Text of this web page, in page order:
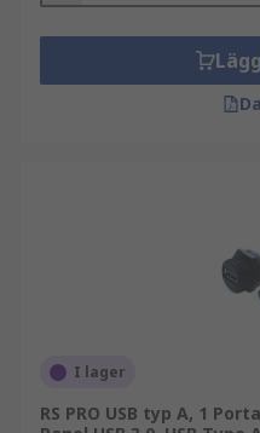
I lager
RS PRO USB typ A, 1